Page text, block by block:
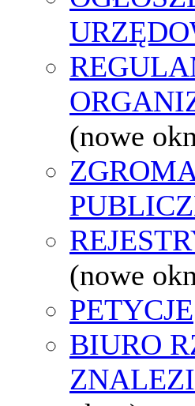
(nowe
(nowe
PETYCJE
BIURO